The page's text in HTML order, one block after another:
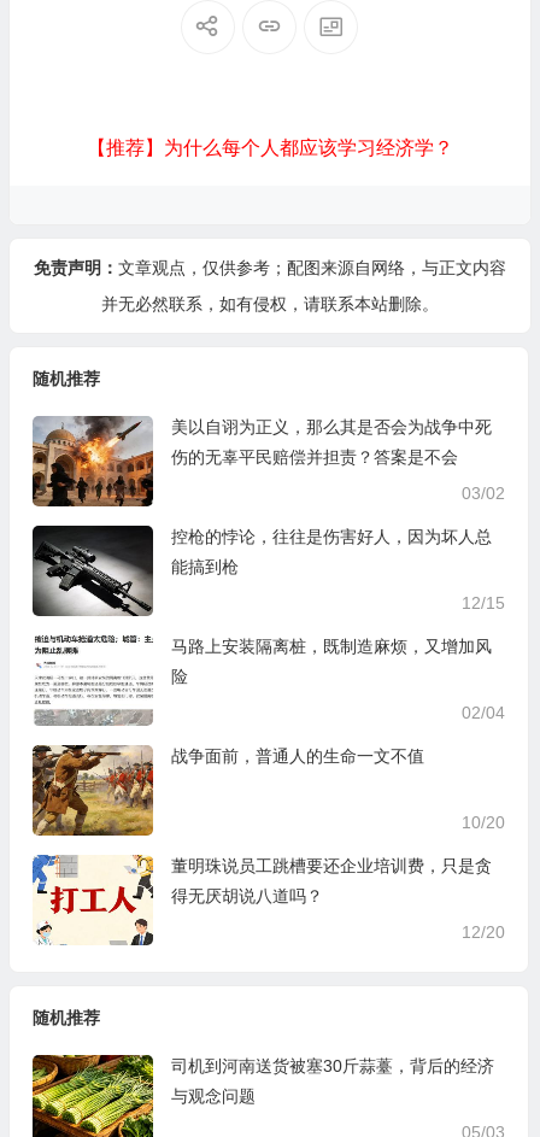
【推荐】为什么每个人都应该学习经济学？
免责声明： 文章观点，仅供参考；配图来源自网络，与正文内容
并无必然联系，如有侵权，请联系本站删除。
随机推荐
美以自诩为正义，那么其是否会为战争中死
伤的无辜平民赔偿并担责？答案是不会
03/02
控枪的悖论，往往是伤害好人，因为坏人总
能搞到枪
12/15
马路上安装隔离桩，既制造麻烦，又增加风
险
02/04
战争面前，普通人的生命一文不值
10/20
董明珠说员工跳槽要还企业培训费，只是贪
得无厌胡说八道吗？
12/20
随机推荐
司机到河南送货被塞30斤蒜薹，背后的经济
与观念问题
05/03